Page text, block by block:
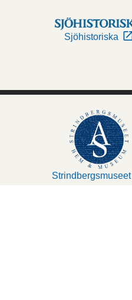
Sjöhistoriska
Strindbergsmuseet